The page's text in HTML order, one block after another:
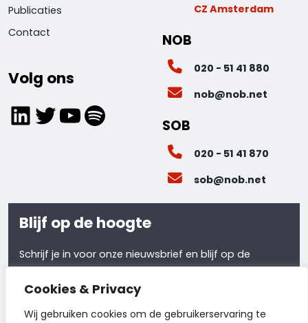
Cookies & Privacy
Wij gebruiken cookies om de gebruikerservaring te
Publicaties
Contact
Volg ons
LinkedIn
Twitter
YouTube
Spotify
CZ Amsterdam
NOB
020 - 51 41 880
nob@nob.net
SOB
020 - 51 41 870
sob@nob.net
Blijf op de hoogte
Schrijf je in voor onze nieuwsbrief en blijf op de
hoogte van al ons laatste nieuws.
Meld je aan